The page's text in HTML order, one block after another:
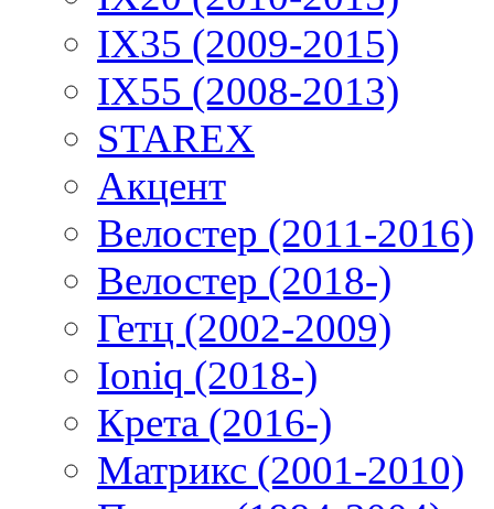
IX35 (2009-2015)
IX55 (2008-2013)
STAREX
Акцент
Велостер (2011-2016)
Велостер (2018-)
Гетц (2002-2009)
Ioniq (2018-)
Крета (2016-)
Матрикс (2001-2010)